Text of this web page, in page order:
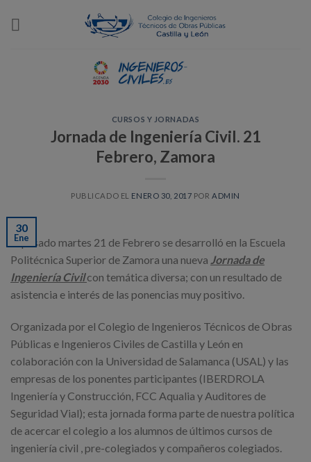
CURSOS Y JORNADAS
Jornada de Ingeniería Civil. 21
Febrero, Zamora
PUBLICADO EL ENERO 30, 2017 PORADMIN
30
Ene
El pasado martes 21 de Febrero se desarrolló en la Escuela
Politécnica Superior de Zamora una nueva Jornada de
Ingeniería Civil con temática diversa; con un resultado de
asistencia e interés de las ponencias muy positivo.
Organizada por el Colegio de Ingenieros Técnicos de Obras
Públicas e Ingenieros Civiles de Castilla y León en
colaboración con la Universidad de Salamanca (USAL) y las
empresas de los ponentes participantes (IBERDROLA
Ingeniería y Construcción, FCC Aqualia y Auditores de
Seguridad Vial); esta jornada forma parte de nuestra política
de acercar el colegio a los alumnos de últimos cursos de
ingeniería civil , pre-colegiados y compañeros colegiados.